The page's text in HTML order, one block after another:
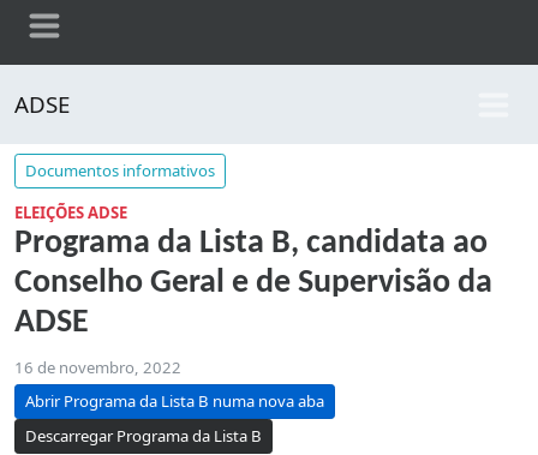
ADSE
Documentos informativos
ELEIÇÕES ADSE
Programa da Lista B, candidata ao
Conselho Geral e de Supervisão da
ADSE
16 de novembro, 2022
Abrir Programa da Lista B numa nova aba
Descarregar Programa da Lista B